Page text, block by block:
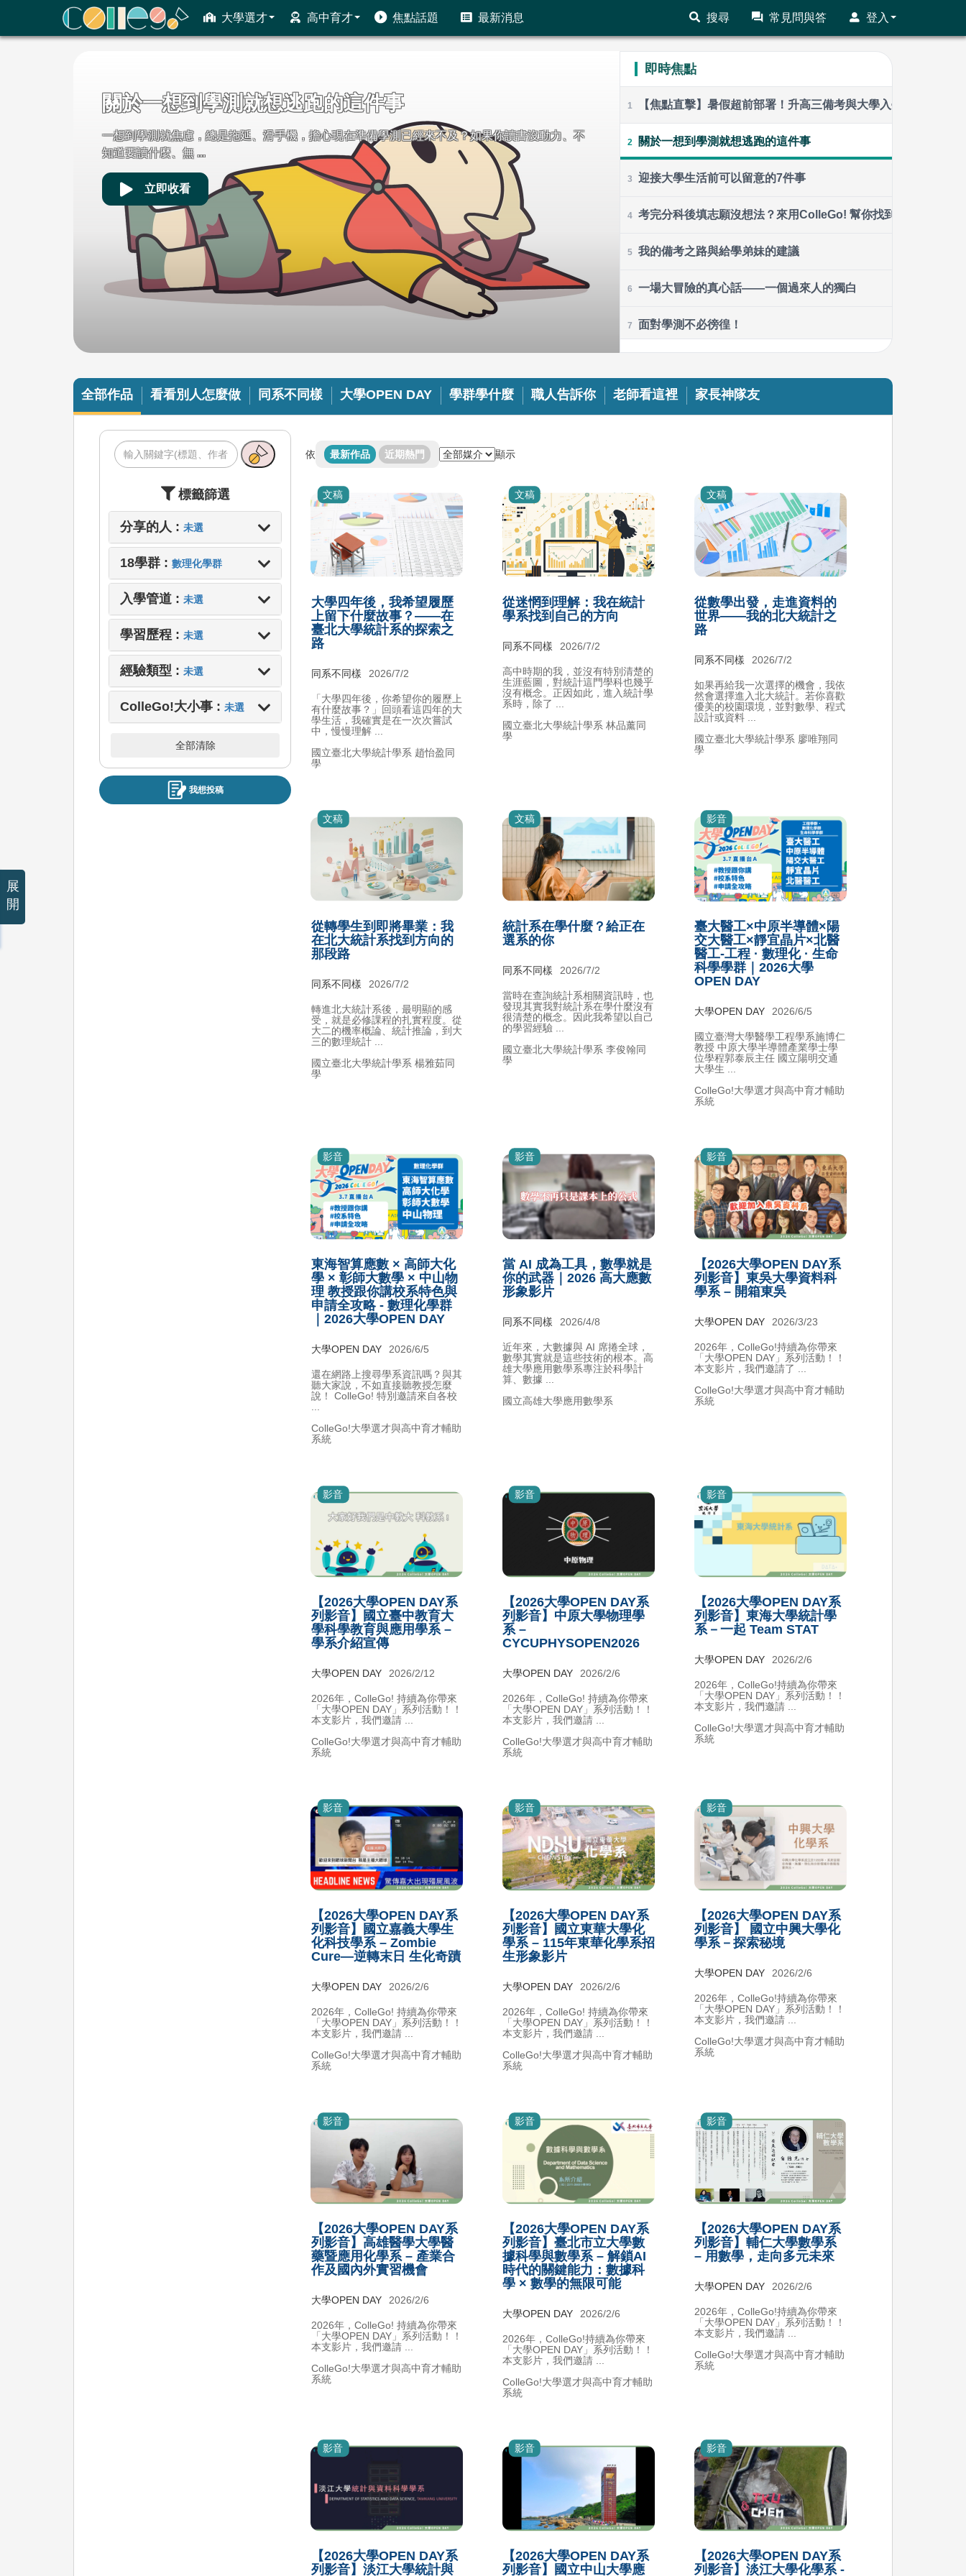
大學選才 高中育才 焦點話題 最新消息 搜尋 常見問與答 登入
ColleGo! 大學選才與高中育才輔助系統
迎接大學生活前可以留意的7件事
恭喜高三的同學們卸下考生身分了，你是否對即將到來的新生活感到興奮呢？無論你是已經錄取
的準大學生，或是 ...
立即收看
即時焦點
3 迎接大學生活前可以留意的7件事
8 經歷過學測才知道的那些Dos & Don’ts
9 學測準備攻略：目標、方法與挫折應對
全部作品 看看別人怎麼做 同系不同樣 大學OPEN DAY 學群學什麼 職人告訴你 老師看這裡 家長神隊友
標籤篩選
分享的人 : 未選
18學群 : 數理化學群
入學管道 : 未選
學習歷程 : 未選
經驗類型 : 未選
ColleGo!大小事 : 未選
全部清除
我想投稿
依 最新作品 近期熱門 顯示
文稿
大學四年後，我希望履歷
上留下什麼故事？——在
臺北大學統計系的探索之
路
同系不同樣 2026/7/2
「大學四年後，你希望你的履歷上
有什麼故事？」回頭看這四年的大
學生活，我確實是在一次次嘗試
中，慢慢理解 ...
國立臺北大學統計學系 趙怡盈同
學
文稿
從迷惘到理解：我在統計
學系找到自己的方向
同系不同樣 2026/7/2
高中時期的我，並沒有特別清楚的
生涯藍圖，對統計這門學科也幾乎
沒有概念。正因如此，進入統計學
系時，除了 ...
國立臺北大學統計學系 林品薰同
學
文稿
從數學出發，走進資料的
世界——我的北大統計之
路
同系不同樣 2026/7/2
如果再給我一次選擇的機會，我依
然會選擇進入北大統計。若你喜歡
優美的校園環境，並對數學、程式
設計或資料 ...
國立臺北大學統計學系 廖唯翔同
學
文稿
從轉學生到即將畢業：我
在北大統計系找到方向的
那段路
同系不同樣 2026/7/2
轉進北大統計系後，最明顯的感
受，就是必修課程的扎實程度。從
大二的機率概論、統計推論，到大
三的數理統計 ...
國立臺北大學統計學系 楊雅茹同
學
文稿
統計系在學什麼？給正在
選系的你
同系不同樣 2026/7/2
當時在查詢統計系相關資訊時，也
發現其實我對統計系在學什麼沒有
很清楚的概念。因此我希望以自己
的學習經驗 ...
國立臺北大學統計學系 李俊翰同
學
影音
臺大醫工×中原半導體×陽
交大醫工×靜宜晶片×北醫
醫工-工程 · 數理化 · 生命
科學學群｜2026大學
OPEN DAY
大學OPEN DAY 2026/6/5
國立臺灣大學醫學工程學系施博仁
教授 中原大學半導體產業學士學
位學程郭泰辰主任 國立陽明交通
大學生 ...
ColleGo!大學選才與高中育才輔助
系統
影音
東海智算應數 × 高師大化
學 × 彰師大數學 × 中山物
理 教授跟你講校系特色與
申請全攻略 - 數理化學群
｜2026大學OPEN DAY
大學OPEN DAY 2026/6/5
還在網路上搜尋學系資訊嗎？與其
聽大家說，不如直接聽教授怎麼
說！ ColleGo! 特別邀請來自各校
ColleGo!大學選才與高中育才輔助
系統
影音
當 AI 成為工具，數學就是
你的武器｜2026 高大應數
形象影片
同系不同樣 2026/4/8
近年來，大數據與 AI 席捲全球，
數學其實就是這些技術的根本。高
雄大學應用數學系專注於科學計
算、數據 ...
國立高雄大學應用數學系
影音
【2026大學OPEN DAY系
列影音】東吳大學資料科
學系 – 開箱東吳
大學OPEN DAY 2026/3/23
2026年，ColleGo!持續為你帶來
「大學OPEN DAY」系列活動！！
本支影片，我們邀請了 ...
ColleGo!大學選才與高中育才輔助
系統
影音
【2026大學OPEN DAY系
列影音】國立臺中教育大
學科學教育與應用學系 –
學系介紹宣傳
大學OPEN DAY 2026/2/12
2026年，ColleGo! 持續為你帶來
「大學OPEN DAY」系列活動！！
本支影片，我們邀請 ...
ColleGo!大學選才與高中育才輔助
系統
影音
【2026大學OPEN DAY系
列影音】中原大學物理學
系 –
CYCUPHYSOPEN2026
大學OPEN DAY 2026/2/6
2026年，ColleGo! 持續為你帶來
「大學OPEN DAY」系列活動！！
本支影片，我們邀請 ...
ColleGo!大學選才與高中育才輔助
系統
影音
【2026大學OPEN DAY系
列影音】東海大學統計學
系－一起 Team STAT
大學OPEN DAY 2026/2/6
2026年，ColleGo!持續為你帶來
「大學OPEN DAY」系列活動！！
本支影片，我們邀請 ...
ColleGo!大學選才與高中育才輔助
系統
影音
【2026大學OPEN DAY系
列影音】國立嘉義大學生
化科技學系 – Zombie
Cure—逆轉末日 生化奇蹟
大學OPEN DAY 2026/2/6
2026年，ColleGo! 持續為你帶來
「大學OPEN DAY」系列活動！！
本支影片，我們邀請 ...
ColleGo!大學選才與高中育才輔助
系統
影音
【2026大學OPEN DAY系
列影音】國立東華大學化
學系 – 115年東華化學系招
生形象影片
大學OPEN DAY 2026/2/6
2026年，ColleGo! 持續為你帶來
「大學OPEN DAY」系列活動！！
本支影片，我們邀請 ...
ColleGo!大學選才與高中育才輔助
系統
影音
【2026大學OPEN DAY系
列影音】 國立中興大學化
學系－探索秘境
大學OPEN DAY 2026/2/6
2026年，ColleGo!持續為你帶來
「大學OPEN DAY」系列活動！！
本支影片，我們邀請 ...
ColleGo!大學選才與高中育才輔助
系統
影音
【2026大學OPEN DAY系
列影音】高雄醫學大學醫
藥暨應用化學系 – 產業合
作及國內外實習機會
大學OPEN DAY 2026/2/6
2026年，ColleGo! 持續為你帶來
「大學OPEN DAY」系列活動！！
本支影片，我們邀請 ...
ColleGo!大學選才與高中育才輔助
系統
影音
【2026大學OPEN DAY系
列影音】臺北市立大學數
據科學與數學系 – 解鎖AI
時代的關鍵能力：數據科
學 × 數學的無限可能
大學OPEN DAY 2026/2/6
2026年，ColleGo!持續為你帶來
「大學OPEN DAY」系列活動！！
本支影片，我們邀請 ...
ColleGo!大學選才與高中育才輔助
系統
影音
【2026大學OPEN DAY系
列影音】輔仁大學數學系
– 用數學，走向多元未來
大學OPEN DAY 2026/2/6
2026年，ColleGo!持續為你帶來
「大學OPEN DAY」系列活動！！
本支影片，我們邀請 ...
ColleGo!大學選才與高中育才輔助
系統
影音
【2026大學OPEN DAY系
列影音】淡江大學統計與
影音
【2026大學OPEN DAY系
列影音】國立中山大學應
影音
【2026大學OPEN DAY系
列影音】淡江大學化學系 -
展
開